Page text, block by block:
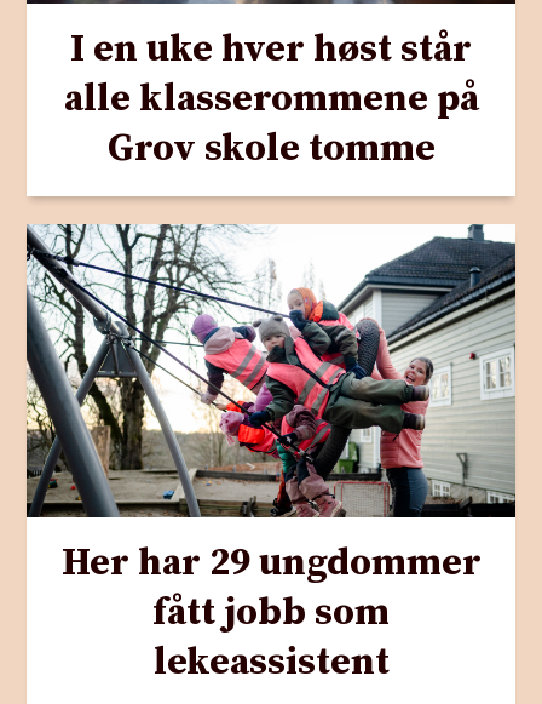
I en uke hver høst står
alle klasserommene på
Grov skole tomme
Her har 29 ungdommer
fått jobb som
lekeassistent